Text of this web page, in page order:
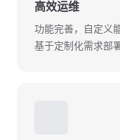
高效运维
功能完善，自定义
基于定制化需求部